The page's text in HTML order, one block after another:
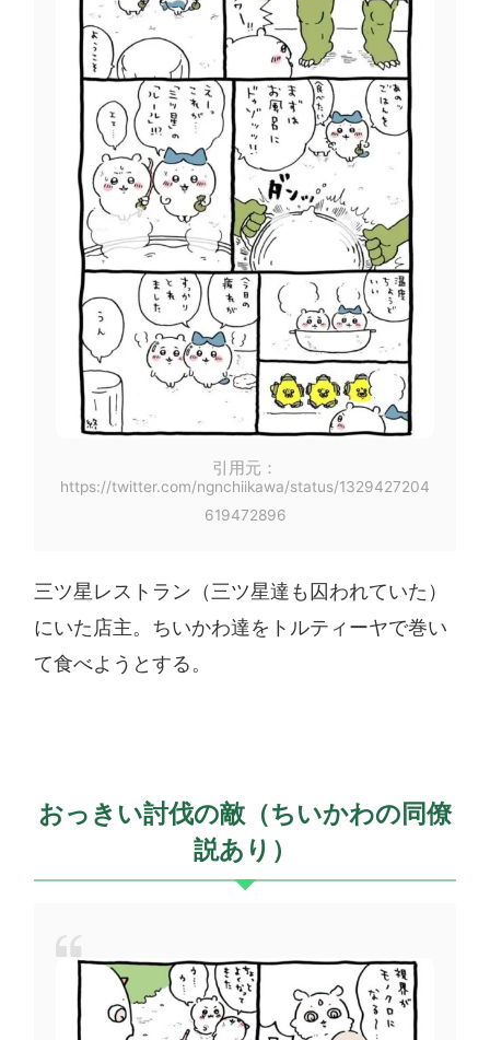
引用元：
https://twitter.com/ngnchiikawa/status/1329427204
619472896
三ツ星レストラン（三ツ星達も囚われていた）
にいた店主。ちいかわ達をトルティーヤで巻い
て食べようとする。
おっきい討伐の敵（ちいかわの同僚
説あり）